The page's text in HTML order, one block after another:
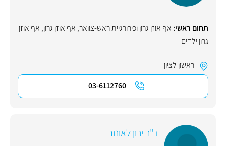
תחום ראשי: אף אוזן גרון וכירורגיית ראש-צוואר, אף אוזן גרון, אף אוזן
גרון ילדים
ראשון לציון
03-6112760
ד"ר ירון לאונוב